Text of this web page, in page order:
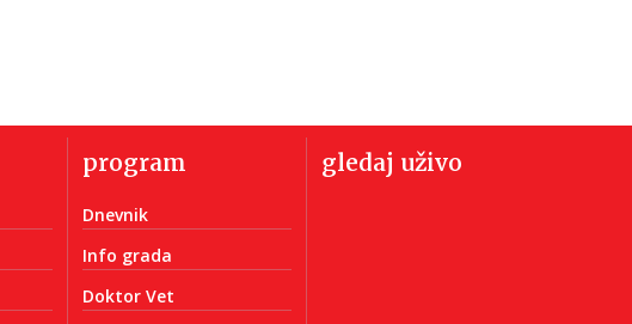
program
Dnevnik
Info grada
Doktor Vet
gledaj uživo